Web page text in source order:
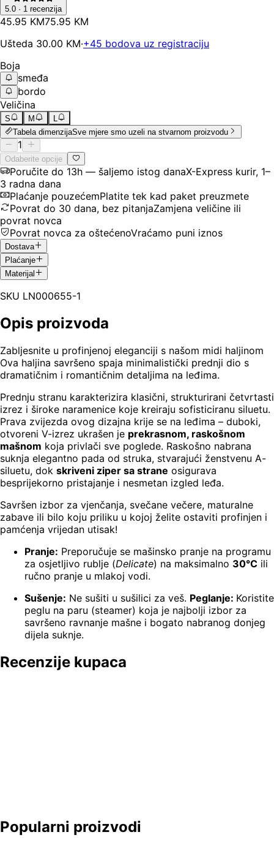
5.0 · 1 recenzija
45.95 KM75.95 KM
Ušteda 30.00 KM·+45 bodova uz registraciju
Boja
smeđa
bordo
Veličina
S M
L
Tabela dimenzijaSve mjere smo uzeli na stvarnom proizvodu
1
Odaberite opcije
Poručite do 13h — šaljemo istog danaX-Express kurir, 1–
3 radna dana
Plaćanje pouzećemPlatite tek kad paket preuzmete
Povrat do 30 dana, bez pitanjaZamjena veličine ili
povrat novca
Povrat novca za oštećenoVraćamo puni iznos
Dostava
Plaćanje
Materijal
SKU LN000655-1
Opis proizvoda
Zabljesnite u profinjenoj eleganciji s našom midi haljinom
Ova haljina savršeno spaja minimalistički prednji dio s
dramatičnim i romantičnim detaljima na leđima.
Prednju stranu karakterizira klasični, strukturirani četvrtasti
izrez i široke naramenice koje kreiraju sofisticiranu siluetu.
Prava zvijezda ovog dizajna krije se na leđima – duboki,
otvoreni V-izrez ukrašen je prekrasnom, raskošnom
mašnom koja privlači sve poglede. Raskošno nabrana
suknja elegantno pada od struka, stvarajući ženstvenu A-
siluetu, dok skriveni ziper sa strane osigurava
besprijekorno pristajanje i nesmetan izgled leđa.
Savršen izbor za vjenčanja, svečane večere, maturalne
zabave ili bilo koju priliku u kojoj želite ostaviti profinjen i
pamćenja vrijedan utisak!
Pranje: Preporučuje se mašinsko pranje na programu
za osjetljivo rublje (Delicate) na maksimalno 30°C ili
ručno pranje u mlakoj vodi.
Sušenje: Ne sušiti u sušilici za veš. Peglanje: Koristite
peglu na paru (steamer) koja je najbolji izbor za
savršeno ravnanje mašne i bogato nabranog donjeg
dijela suknje.
Recenzije kupaca
Popularni proizvodi